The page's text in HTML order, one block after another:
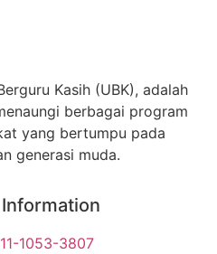
Kasih (UBK), adalah
berbagai program
yang bertumpu pada
generasi muda.
1053-3807